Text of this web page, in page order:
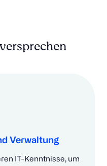
Verwaltung
IT-Kenntnisse, um